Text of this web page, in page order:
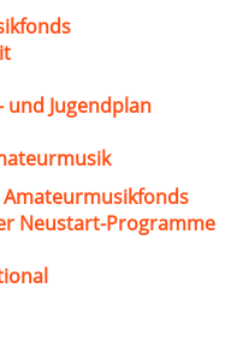
und Jugendplan
Neustart-Programme